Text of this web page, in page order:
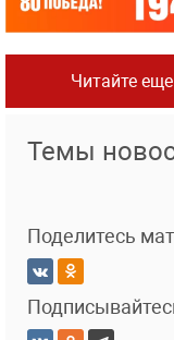
Читайте
Темы
Поделитесь